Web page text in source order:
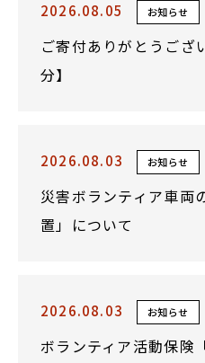
2026.08.05 お知らせ
ご寄付ありがとうござ
分】
2026.08.03 お知らせ
災害ボランティア車両
置」について
2026.08.03 お知らせ
ボランティア活動保険